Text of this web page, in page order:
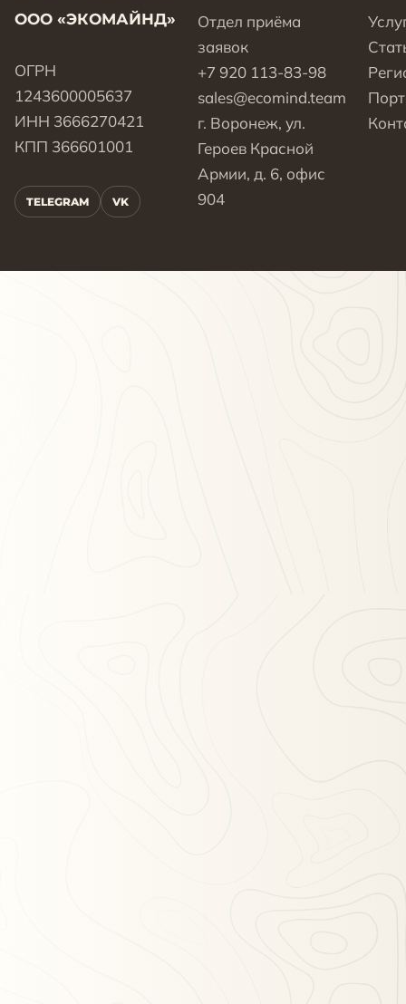
ООО «ЭКОМАЙНД»
ОГРН
1243600005637
ИНН 3666270421
КПП 366601001
TELEGRAM VK
Отдел приёма
заявок
+7 920 113-83-98
sales@ecomind.team
г. Воронеж, ул.
Героев Красной
Армии, д. 6, офис
904